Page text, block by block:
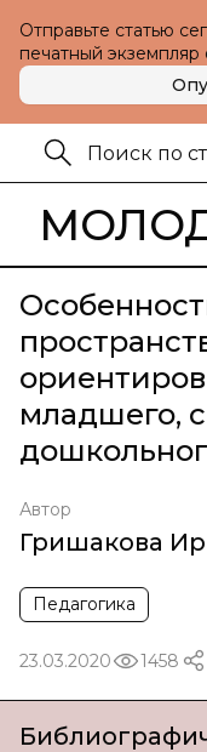
Отправьте статью
печатный экземпляр
младшего,
Автор
Гришакова
Педагогика
23.03.2020 1458